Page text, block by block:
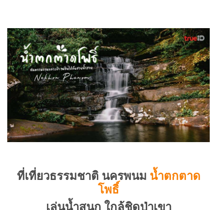
ที่เที่ยวธรรมชาติ นครพนม น้ำตกตาด
โพธิ์
เล่นน้ำสนุก ใกล้ชิดป่าเขา